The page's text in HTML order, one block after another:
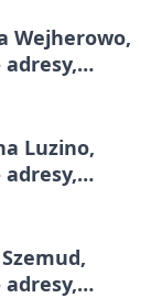
Wejherowo,
Luzino,